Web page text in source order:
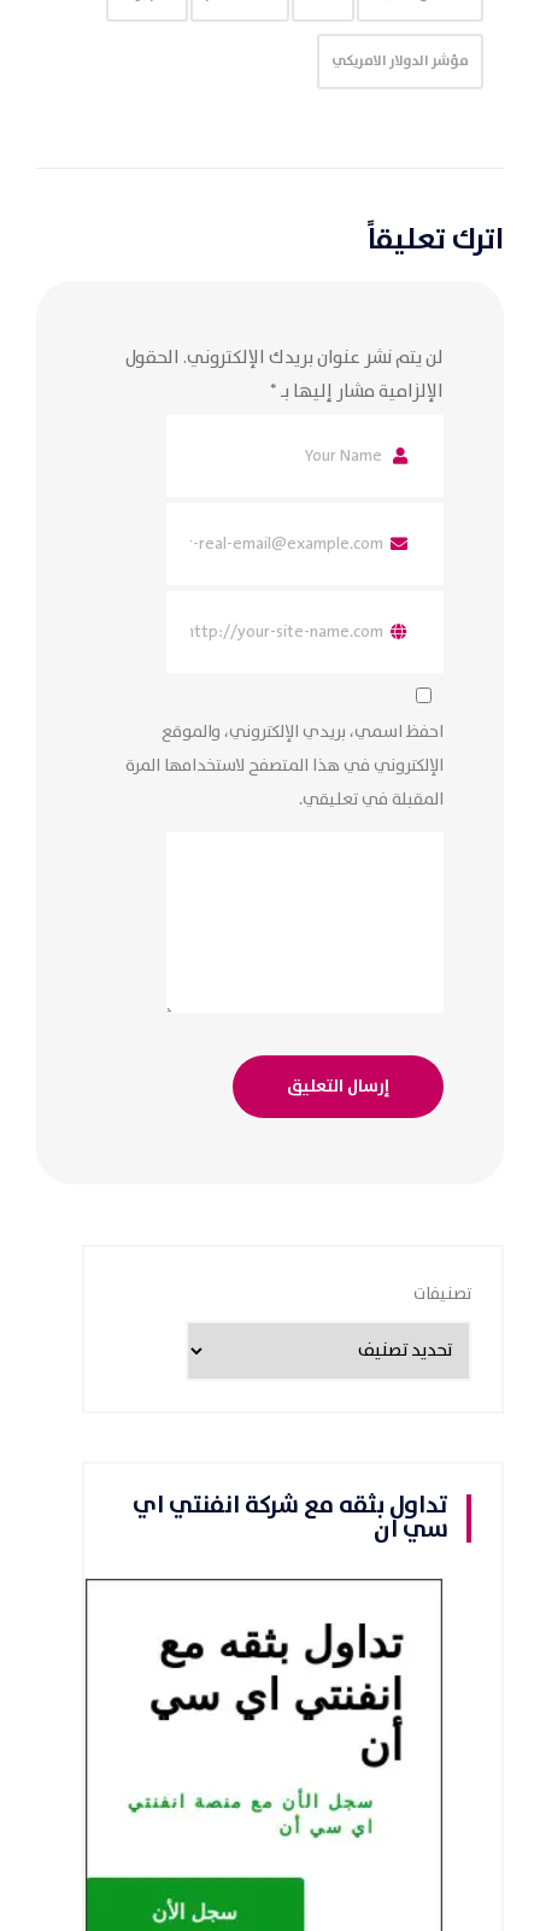
مؤشر الدولار الامريكي
اترك تعليقاً
لن يتم نشر عنوان بريدك الإلكتروني. الحقول
الإلزامية مشار إليها بـ*
احفظ اسمي، بريدي الإلكتروني، والموقع
الإلكتروني في هذا المتصفح لاستخدامها المرة
المقبلة في تعليقي.
تصنيفات
تداول بثقه مع شركة انفنتي اي
سي ان